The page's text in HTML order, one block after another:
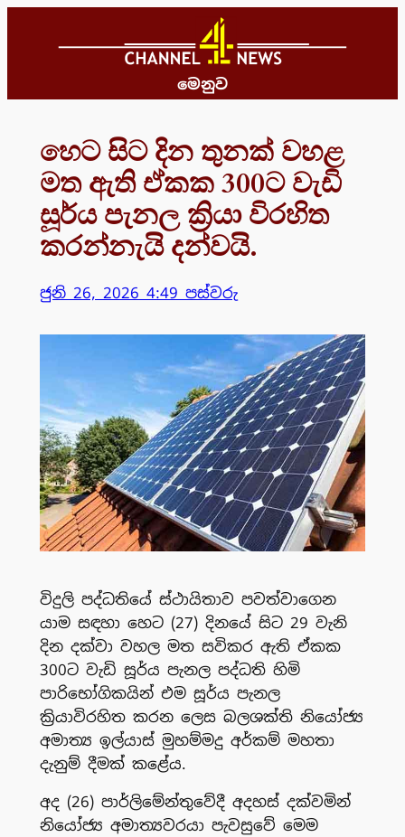
මෙනුව
හෙට සිට දින තුනක් වහළ
මත ඇති ඒකක 300ට වැඩි
සූර්ය පැනල ක්‍රියා විරහිත
කරන්නැයි දන්වයි.
ජුනි 26, 2026 4:49 පස්වරු
විදුලි පද්ධතියේ ස්ථායිතාව පවත්වාගෙන
යාම සඳහා හෙට (27) දිනයේ සිට 29 වැනි
දින දක්වා වහල මත සවිකර ඇති ඒකක
300ට වැඩි සූර්ය පැනල පද්ධති හිමි
පාරිභෝගිකයින් එම සූර්ය පැනල
ක්‍රියාවිරහිත කරන ලෙස බලශක්ති නියෝජ්‍ය
අමාත්‍ය ඉල්යාස් මුහම්මදු අර්කම් මහතා
දැනුම් දීමක් කළේය.
අද (26) පාර්ලිමේන්තුවේදී අදහස් දක්වමින්
නියෝජ්‍ය අමාත්‍යවරයා පැවසුවේ මෙම